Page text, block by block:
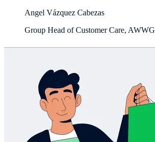
Angel Vázquez Cabezas
Group Head of Customer Care, AWWG